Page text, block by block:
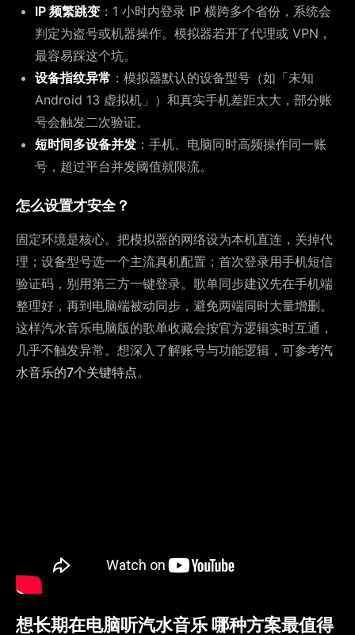
IP 频繁跳变 ：1 小时内登录 IP 横跨多个省份，系统会
判定为盗号或机器操作。模拟器若开了代理或 VPN，
最容易踩这个坑。
设备指纹异常 ：模拟器默认的设备型号（如「未知
Android 13 虚拟机」）和真实手机差距太大，部分账
号会触发二次验证。
短时间多设备并发 ：手机、电脑同时高频操作同一账
号，超过平台并发阈值就限流。
怎么设置才安全？
固定环境是核心。把模拟器的网络设为本机直连，关掉代
理；设备型号选一个主流真机配置；首次登录用手机短信
验证码，别用第三方一键登录。歌单同步建议先在手机端
整理好，再到电脑端被动同步，避免两端同时大量增删。
这样汽水音乐电脑版的歌单收藏会按官方逻辑实时互通，
几乎不触发异常。想深入了解账号与功能逻辑，可参考汽
水音乐的7个关键特点。
想长期在电脑听汽水音乐 哪种方案最值得